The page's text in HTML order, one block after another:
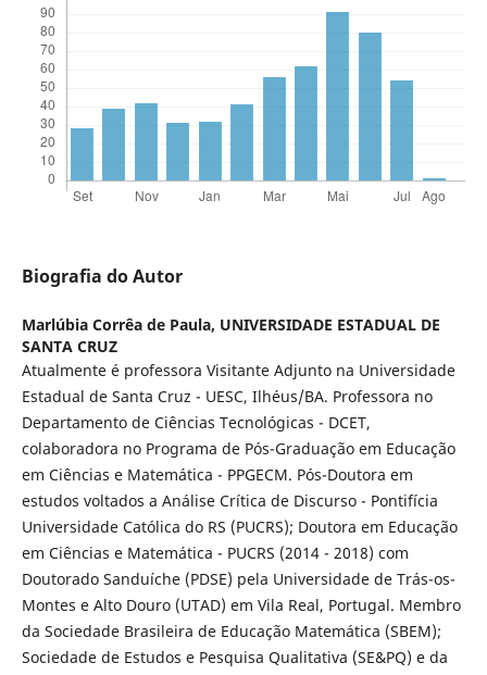
Biografia do Autor
Marlúbia Corrêa de Paula, UNIVERSIDADE ESTADUAL DE
SANTA CRUZ
Atualmente é professora Visitante Adjunto na Universidade
Estadual de Santa Cruz - UESC, Ilhéus/BA. Professora no
Departamento de Ciências Tecnológicas - DCET,
colaboradora no Programa de Pós-Graduação em Educação
em Ciências e Matemática - PPGECM. Pós-Doutora em
estudos voltados a Análise Crítica de Discurso - Pontifícia
Universidade Católica do RS (PUCRS); Doutora em Educação
em Ciências e Matemática - PUCRS (2014 - 2018) com
Doutorado Sanduíche (PDSE) pela Universidade de Trás-os-
Montes e Alto Douro (UTAD) em Vila Real, Portugal. Membro
da Sociedade Brasileira de Educação Matemática (SBEM);
Sociedade de Estudos e Pesquisa Qualitativa (SE&PQ) e da